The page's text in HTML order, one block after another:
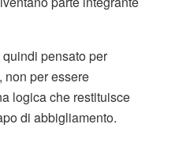
pensato per
non per essere
logica che restituisce
di abbigliamento.